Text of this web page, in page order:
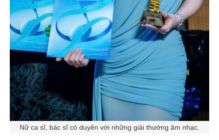
Nữ ca sĩ, bác sĩ có duyên với những giải thưởng âm nhạc.